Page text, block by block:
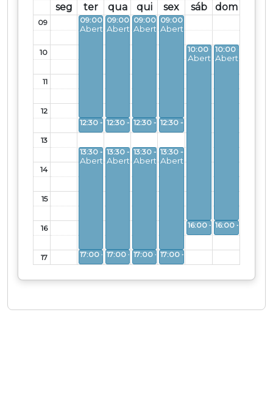
seg ter qua qui sex sáb dom
09
10
11
12
13
14
15
16
17
09:00 - 12:30
Aberto
Aberto
13:30 - 17:00
Aberto
Aberto
09:00 - 12:30
Aberto
Aberto
13:30 - 17:00
Aberto
Aberto
09:00 - 12:30
Aberto
Aberto
13:30 - 17:00
Aberto
Aberto
09:00 - 12:30
Aberto
13:30 - 17:00
Aberto
10:00 - 16:00
Aberto
Aberto
10:00 - 16:00
Aberto